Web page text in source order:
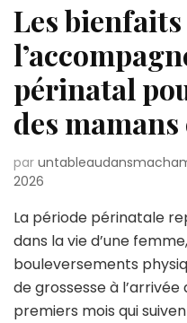
Les bienfaits
périnatal
des mamans
par
2026
La période périnatale
dans la vie d’une
bouleversements
de grossesse à
premiers mois qui